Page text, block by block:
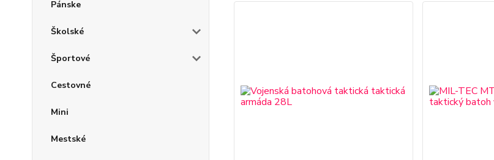
Pánske
Školské
Športové
Cestovné
Mini
Mestské